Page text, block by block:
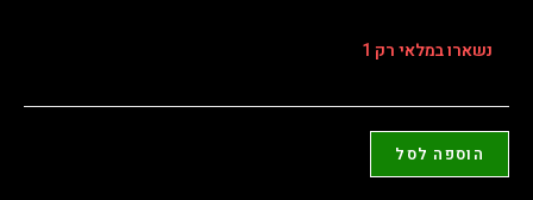
נשארו במלאי רק 1
הוספה לסל